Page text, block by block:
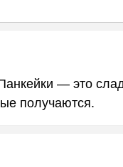
— это
получаются.